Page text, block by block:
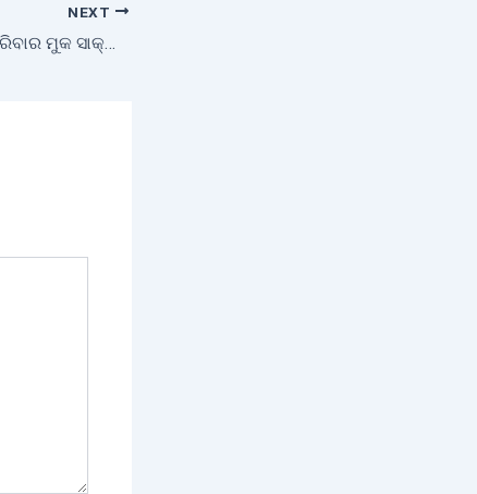
NEXT
ସୁସ୍ଥ ପରିବେଶ ସୃଷ୍ଟି କରିବାର ମୁକ ସାକ୍ଷୀ ଉଦ୍ୟାନ କୃଷି